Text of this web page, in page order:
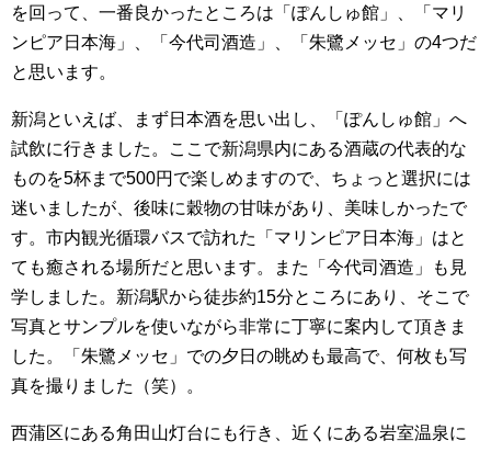
を回って、一番良かったところは「ぽんしゅ館」、「マリ
ンピア日本海」、「今代司酒造」、「朱鷺メッセ」の4つだ
と思います。
新潟といえば、まず日本酒を思い出し、「ぽんしゅ館」へ
試飲に行きました。ここで新潟県内にある酒蔵の代表的な
ものを5杯まで500円で楽しめますので、ちょっと選択には
迷いましたが、後味に穀物の甘味があり、美味しかったで
す。市内観光循環バスで訪れた「マリンピア日本海」はと
ても癒される場所だと思います。また「今代司酒造」も見
学しました。新潟駅から徒歩約15分ところにあり、そこで
写真とサンプルを使いながら非常に丁寧に案内して頂きま
した。「朱鷺メッセ」での夕日の眺めも最高で、何枚も写
真を撮りました（笑）。
西蒲区にある角田山灯台にも行き、近くにある岩室温泉に